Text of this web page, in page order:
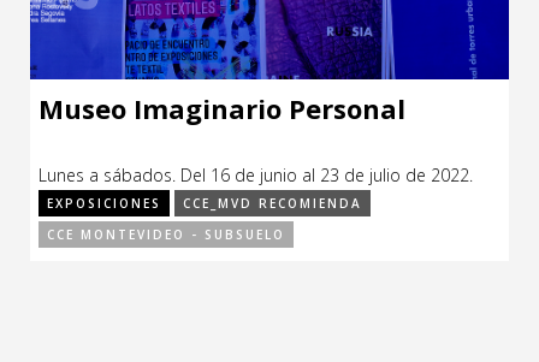
Museo Imaginario Personal
Lunes a sábados. Del 16 de junio al 23 de julio de 2022.
EXPOSICIONES
CCE_MVD RECOMIENDA
CCE MONTEVIDEO - SUBSUELO